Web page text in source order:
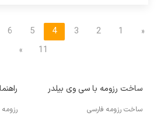
«
1
2
3
4
5
6
11
»
ساخت رزومه با سی وی بیلدر
ساخت رزومه فارسی